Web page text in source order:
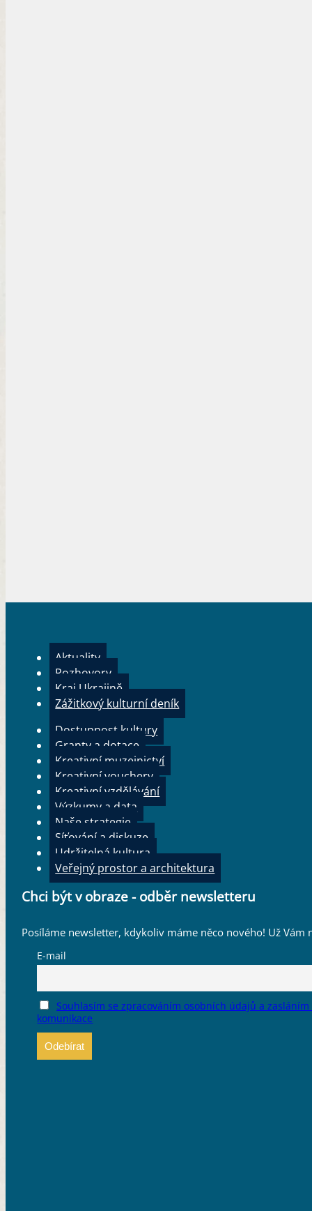
Aktuality
Rozhovory
Kraj Ukrajině
Zážitkový kulturní deník
Dostupnost kultury
Granty a dotace
Kreativní muzejnictví
Kreativní vouchery
Kreativní vzdělávání
Výzkumy a data
Naše strategie
Síťování a diskuze
Udržitelná kultura
Veřejný prostor a architektura
Chci být v obraze - odběr newsletteru
Posíláme newsletter, kdykoliv máme něco nového! Už Vám
E-mail
Souhlasím se zpracováním osobních údajů a
komunikace